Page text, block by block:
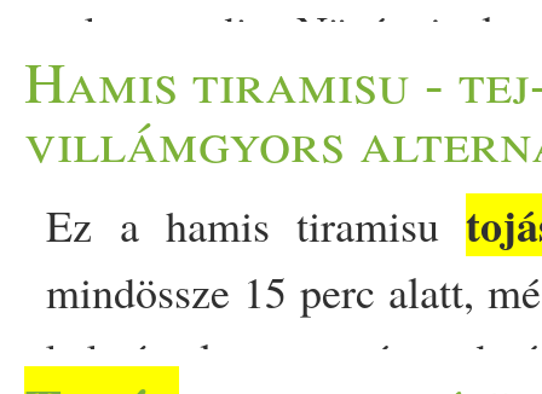
zakwas adja. Növényi
kolbász és atojáshelyett
babbal készítjük. A lengyel
a zsurek (żurek) első
Miután azonban mi,
- a lengyelek savanykás
Hamis tiramisu -
villámgyors
Ez a hamis tiramisu
mindössze 15 perc alatt,
kakaós lesz a